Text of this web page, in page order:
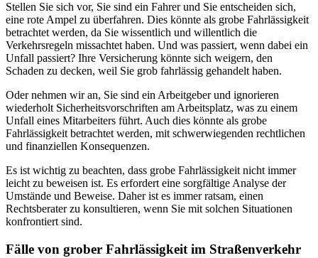
Stellen Sie sich vor, Sie sind ein Fahrer und Sie entscheiden sich,
eine rote Ampel zu überfahren. Dies könnte als grobe Fahrlässigkeit
betrachtet werden, da Sie wissentlich und willentlich die
Verkehrsregeln missachtet haben. Und was passiert, wenn dabei ein
Unfall passiert? Ihre Versicherung könnte sich weigern, den
Schaden zu decken, weil Sie grob fahrlässig gehandelt haben.
Oder nehmen wir an, Sie sind ein Arbeitgeber und ignorieren
wiederholt Sicherheitsvorschriften am Arbeitsplatz, was zu einem
Unfall eines Mitarbeiters führt. Auch dies könnte als grobe
Fahrlässigkeit betrachtet werden, mit schwerwiegenden rechtlichen
und finanziellen Konsequenzen.
Es ist wichtig zu beachten, dass grobe Fahrlässigkeit nicht immer
leicht zu beweisen ist. Es erfordert eine sorgfältige Analyse der
Umstände und Beweise. Daher ist es immer ratsam, einen
Rechtsberater zu konsultieren, wenn Sie mit solchen Situationen
konfrontiert sind.
Fälle von grober Fahrlässigkeit im Straßenverkehr